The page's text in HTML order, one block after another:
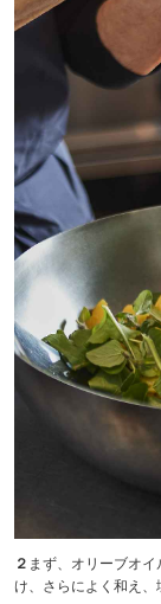
２ まず、オリーブオ
け、さらによく和え、